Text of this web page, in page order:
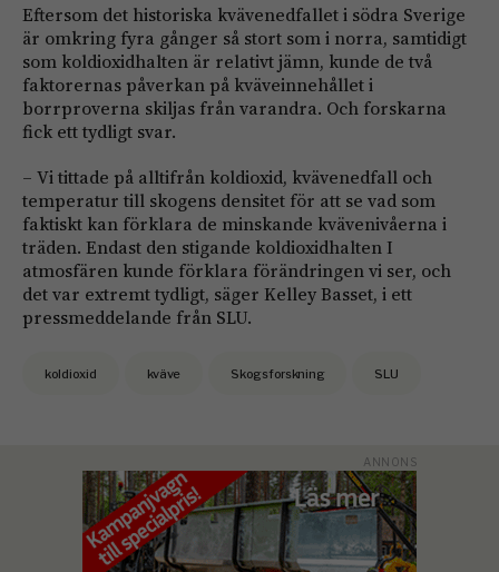
Eftersom det historiska kvävenedfallet i södra Sverige
är omkring fyra gånger så stort som i norra, samtidigt
som koldioxidhalten är relativt jämn, kunde de två
faktorernas påverkan på kväveinnehållet i
borrproverna skiljas från varandra. Och forskarna
fick ett tydligt svar.
– Vi tittade på alltifrån koldioxid, kvävenedfall och
temperatur till skogens densitet för att se vad som
faktiskt kan förklara de minskande kvävenivåerna i
träden. Endast den stigande koldioxidhalten I
atmosfären kunde förklara förändringen vi ser, och
det var extremt tydligt, säger Kelley Basset, i ett
pressmeddelande från SLU.
koldioxid kväve Skogsforskning SLU